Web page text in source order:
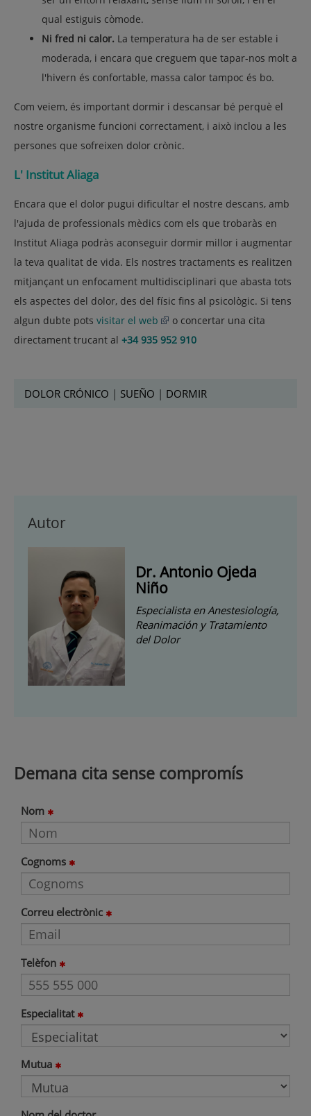
qual estiguis còmode.
Ni fred ni calor. La temperatura ha de ser estable i
moderada, i encara que creguem que tapar-nos molt a
l'hivern és confortable, massa calor tampoc és bo.
Com veiem, és important dormir i descansar bé perquè el
nostre organisme funcioni correctament, i això inclou a les
persones que sofreixen dolor crònic.
L' Institut Aliaga
Encara que el dolor pugui dificultar el nostre descans, amb
l'ajuda de professionals mèdics com els que trobaràs en
Institut Aliaga podràs aconseguir dormir millor i augmentar
la teva qualitat de vida. Els nostres tractaments es realitzen
mitjançant un enfocament multidisciplinari que abasta tots
els aspectes del dolor, des del físic fins al psicològic. Si tens
algun dubte pots visitar el web
o concertar una cita
directament trucant al +34 935 952 910
DOLOR CRÓNICO | SUEÑO | DORMIR
Autor
Dr. Antonio Ojeda
Niño
Especialista en Anestesiología,
Reanimación y Tratamiento
del Dolor
Demana cita sense compromís
Nom
Cognoms
Correu electrònic
Telèfon
Especialitat
Mutua